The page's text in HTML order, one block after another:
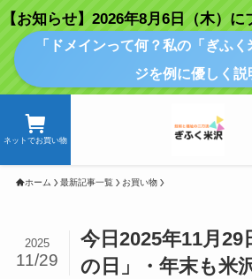
【お知らせ】2026年8月6日（木）
「ドメインって何？私の「ぎふ
ジを例に優しく説
ネットでお買い物
ホーム 最新記事一覧 お買い物
今日2025年11月29
の日」・年末も米
2025
11/29